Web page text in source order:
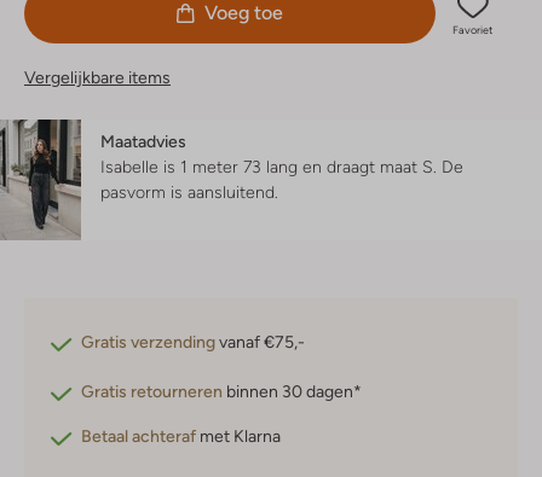
Voeg toe
Favoriet
Vergelijkbare items
Maatadvies
Isabelle is 1 meter 73 lang en draagt maat S. De
pasvorm is aansluitend
Gratis verzendingvanaf €75,-
Gratis retourneren binnen 30 dagen*
Betaal achteraf met Klarna